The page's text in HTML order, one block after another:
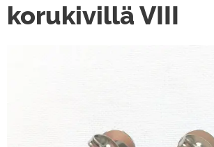
korukivillä VIII